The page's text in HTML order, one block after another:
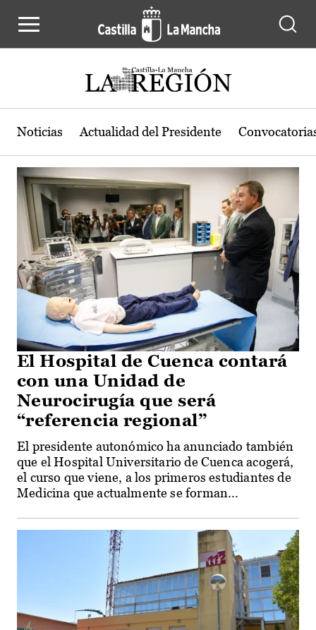
Actualidad de la región de Castilla-
Noticias Actualidad del Presidente
El Hospital de Cuenca contará
con una Unidad de
Neurocirugía que será
“referencia regional”
El presidente autonómico ha anunciado también
que el Hospital Universitario de Cuenca acogerá,
el curso que viene, a los primeros estudiantes de
Medicina que actualmente se forman...